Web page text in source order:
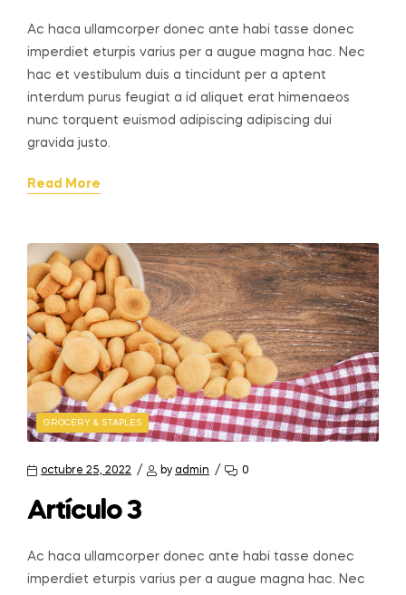
Ac haca ullamcorper donec ante habi tasse donec
imperdiet eturpis varius per a augue magna hac. Nec
hac et vestibulum duis a tincidunt per a aptent
interdum purus feugiat a id aliquet erat himenaeos
nunc torquent euismod adipiscing adipiscing dui
gravida justo.
Read More
GROCERY & STAPLES
octubre 25, 2022 by admin 0
Artículo 3
Ac haca ullamcorper donec ante habi tasse donec
imperdiet eturpis varius per a augue magna hac. Nec